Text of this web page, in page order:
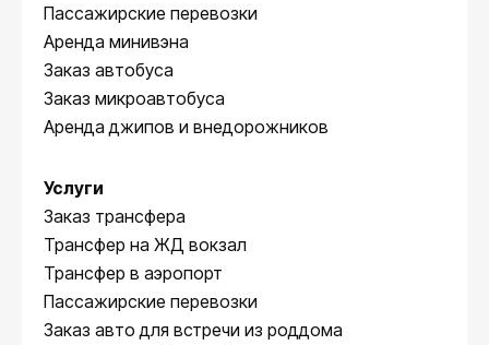
Пассажирские перевозки
Аренда минивэна
Заказ автобуса
Заказ микроавтобуса
Аренда джипов и внедорожников
Услуги
Заказ трансфера
Трансфер на ЖД вокзал
Трансфер в аэропорт
Пассажирские перевозки
Заказ авто для встречи из роддома